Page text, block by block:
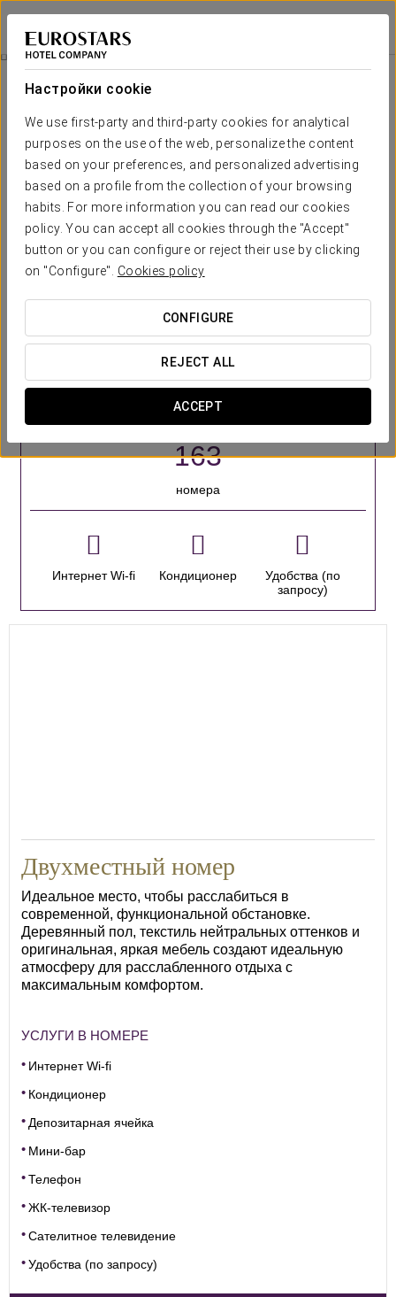
Настройки cookie
We use first-party and third-party cookies for analytical
purposes on the use of the web, personalize the content
based on your preferences, and personalized advertising
based on a profile from the collection of your browsing
habits. For more information you can read our cookies
policy. You can accept all cookies through the "Accept"
button or you can configure or reject their use by clicking
on "Configure". Cookies policy
CONFIGURE
REJECT ALL
ACCEPT
Dorma Liberdade
ЛИССАБОН
Номера
Необходимые вам комфорт и
отдых
Все163 номераотеля Dorma Liberdad познакомят вас с одной
из самых привлекательных сторон Лиссабона, одновременно
предлагая максимальныйкомфортпроживания со множеством
приятных мелочей. В каждом номере вы найдете
потрясающую фотографию города, словно широкое окно
видов на город. Мебель с функциональным дизайном создает
индивидуальный стиль каждого номера, отличающегося
авангардной атмосферой со множеством удобств, отвечающих
всем вашим потребностям. Здесь вы найдете самый
экраном, кондиционер воздуха, отопление и мини-бар.
ОСНОВНЫЕ УСЛУГИ
номера
Интернет Wi-fi Кондиционер
Удобства (по
запросу)
Двухместный номер
Идеальное место, чтобы расслабиться в
современной, функциональной обстановке.
Деревянный пол, текстиль нейтральных оттенков и
оригинальная, яркая мебель создают идеальную
атмосферу для расслабленного отдыха с
максимальным комфортом.
УСЛУГИ В НОМЕРЕ
Интернет Wi-fi
Кондиционер
Депозитарная ячейка
Мини-бар
Телефон
ЖК-телевизор
Сателитное телевидение
Удобства (по запросу)